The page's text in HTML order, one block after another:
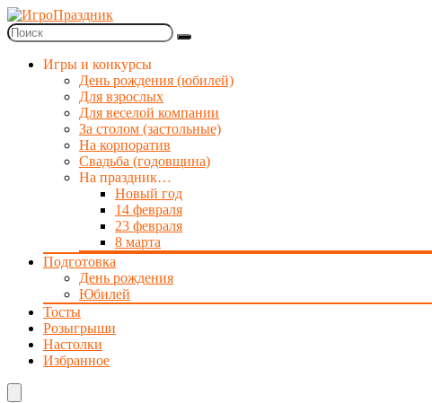
Игры и конкурсы
День рождения (юбилей)
Для взрослых
Для веселой компании
За столом (застольные)
На корпоратив
Свадьба (годовщина)
На праздник…
Новый год
14 февраля
23 февраля
8 марта
Подготовка
День рождения
Юбилей
Тосты
Розыгрыши
Настолки
Избранное